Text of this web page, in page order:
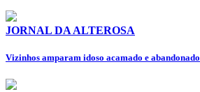
JORNAL DA ALTEROSA
Vizinhos amparam idoso acamado e abandonado